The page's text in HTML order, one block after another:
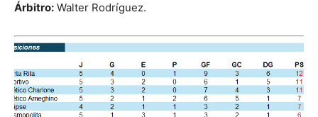
Árbitro: Walter Rodríguez.